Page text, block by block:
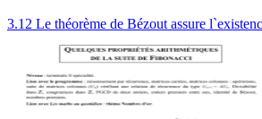
3.12 Le théorème de Bézout assure